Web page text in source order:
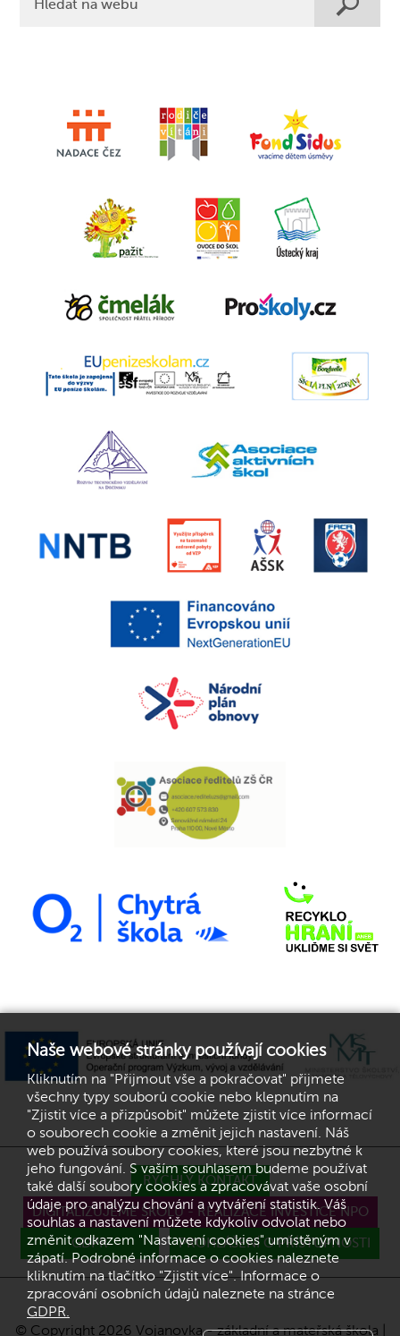
RYCHLÝ KONTAKT
DIGITALIZUJEME ŠKOLU - REALIZACE INVESTICE NPO
GDPR PROHLÁŠENÍ O PŘÍSTUPNOSTI
© Copyright 2026 Vojanovka - základní a mateřská škola |
Naše webové stránky používají cookies
Kliknutím na "Přijmout vše a pokračovat" přijmete
všechny typy souborů cookie nebo klepnutím na
"Zjistit více a přizpůsobit" můžete zjistit více informací
o souborech cookie a změnit jejich nastavení. Náš
web používá soubory cookies, které jsou nezbytné k
jeho fungování. S vaším souhlasem budeme používat
také další soubory cookies a zpracovávat vaše osobní
údaje pro analýzu chování a vytváření statistik. Váš
souhlas a nastavení můžete kdykoliv odvolat nebo
změnit odkazem "Nastavení cookies" umístěným v
zápatí. Podrobné informace o cookies naleznete
kliknutím na tlačítko "Zjistit více". Informace o
zpracování osobních údajů naleznete na stránce
GDPR.